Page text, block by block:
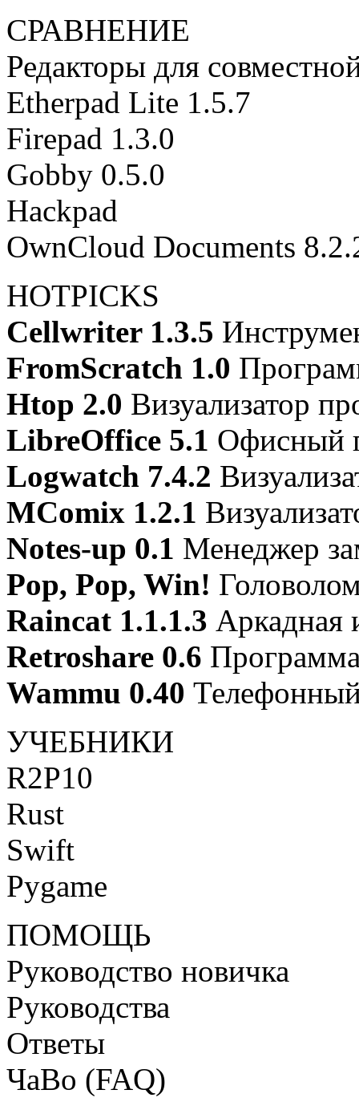
СРАВНЕНИЕ
Редакторы для
Etherpad Lite 1.5.7
Firepad 1.3.0
Gobby 0.5.0
Hackpad
OwnCloud Documents
HOTPICKS
Cellwriter 1.3.5
FromScratch 1.0
Htop 2.0 Визуализатор
LibreOffice 5.1 Офисный
Logwatch 7.4.2
MComix 1.2.1
Notes-up 0.1 Менеджер
Pop, Pop, Win!
Raincat 1.1.1.3 Аркадная
Retroshare 0.6
Wammu 0.40
УЧЕБНИКИ
R2P10
Rust
Swift
Pygame
ПОМОЩЬ
Руководство новичка
Руководства
Ответы
ЧаВо (FAQ)